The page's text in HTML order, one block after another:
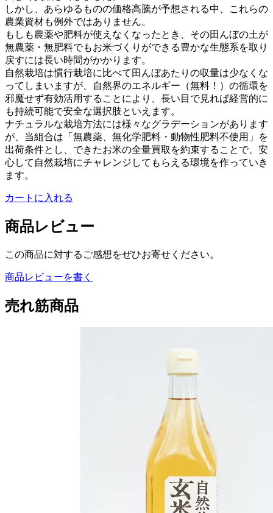
しかし、あらゆるものの価格高騰が予想される中、これらの
農業資材も例外ではありません。
もしも農薬や肥料が使えなくなったとき、その田んぼの土が
無農薬・無肥料でもお米づくりができる豊かな生態系を取り
戻すには長い時間がかかります。
自然栽培は慣行栽培に比べて田んぼあたりの収量は少なくな
ってしまいますが、自然界のエネルギー（無料！）の循環を
邪魔せず有効活用することにより、長い目で見れば経営的に
も持続可能で安全な選択肢といえます。
ナチュラルな栽培方法には様々なグラデーションがあります
が、当組合は「無農薬、無化学肥料・動物性肥料不使用」を
出荷条件とし、できたお米の全量買取を約束することで、安
心して自然栽培にチャレンジしてもらえる環境を作っていき
ます。
カートに入れる
商品レビュー
この商品に対するご感想をぜひお寄せください。
商品レビューを書く
売れ筋商品